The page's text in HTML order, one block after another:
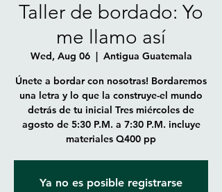
Taller de bordado: Yo
me llamo así
Wed, Aug 06
  |
Antigua Guatemala
Únete a bordar con nosotras! Bordaremos
una letra y lo que la construye-el mundo
detrás de tu inicial Tres miércoles de
agosto de 5:30 P.M. a 7:30 P.M. incluye
materiales Q400 pp
Ya no es posible registrarse